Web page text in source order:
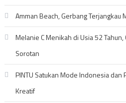
Amman Beach, Gerbang Terjangkau
Melanie C Menikah di Usia 52
Sorotan
PINTU Satukan Mode Indonesia dan
Kreatif